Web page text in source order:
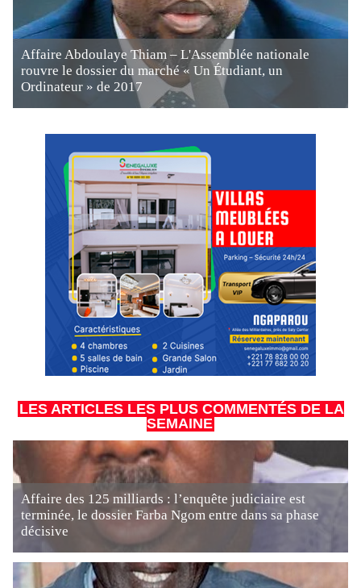
Affaire Abdoulaye Thiam – L'Assemblée nationale
rouvre le dossier du marché « Un Étudiant, un
Ordinateur » de 2017
LES ARTICLES LES PLUS COMMENTÉS DE LA
SEMAINE
Affaire des 125 milliards : l’enquête judiciaire est
terminée, le dossier Farba Ngom entre dans sa phase
décisive